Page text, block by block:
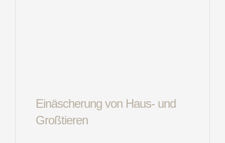
Einäscherung von Haus- und
Großtieren